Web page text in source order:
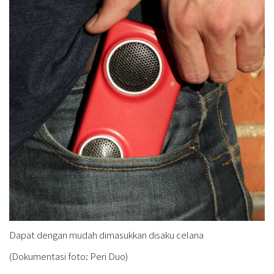
Dapat dengan mudah dimasukkan disaku celana
(Dokumentasi foto: Peri Duo)